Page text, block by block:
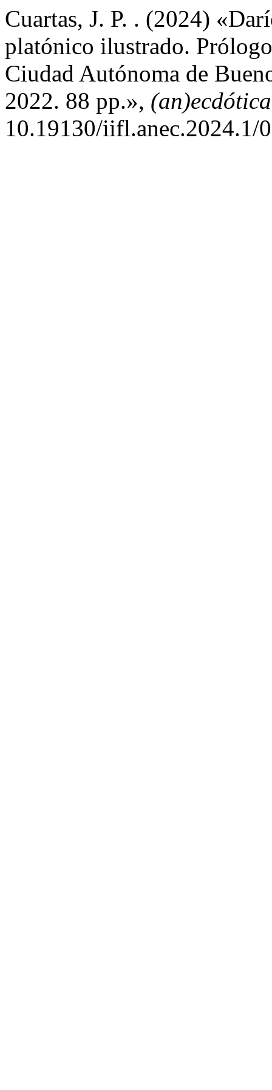
Cuartas, J. P. . (2024)
platónico ilustrado.
Ciudad Autónoma de
2022. 88 pp.», (an)ecdótica
10.19130/iifl.anec.2024.1/